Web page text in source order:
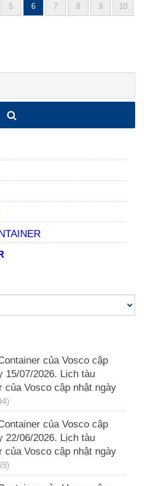
5 6 7 8 9 10
của Vosco cập
15/07/2026. Lịch tàu
của Vosco cập nhật ngày
của Vosco cập
22/06/2026. Lịch tàu
của Vosco cập nhật ngày